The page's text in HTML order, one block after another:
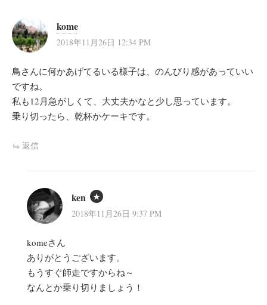
kome
2018年11月26日 12:34 PM
鳥さんに何かあげてるいる様子は、のんびり感があっていい
ですね。
私も12月急がしくて、大丈夫かなと少し思っています。
乗り切ったら、乾杯かケーキです。
返信
ken
2018年11月26日 9:37 PM
komeさん
ありがとうございます。
もうすぐ師走ですからね～
なんとか乗り切りましょう！